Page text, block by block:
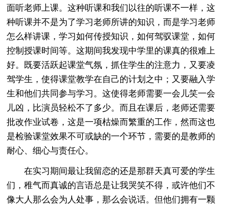
面听老师上课。这种听课和我们以往的听课不一样，这
种听课并不是为了学习老师所讲的知识，而是学习老师
怎么样讲课，学习如何传授知识，如何驾驭课堂，如何
控制授课时间等。这期间我发现中学里的课真的很难上
好。既要活跃起课堂气氛，抓住学生的注意力，又要凌
驾学生，使得课堂教学在自己的计划之中；又要融入学
生和他们共同参与学习。这使得老师需要一会儿笑一会
儿凶，比演员轻松不了多少。而且在课后，老师还需要
批改作业试卷，这是一项枯燥而繁重的工作，然而这也
是检验课堂效果不可或缺的一个环节，需要的是教师的
耐心、细心与责任心。
在实习期间最让我留恋的还是那群天真可爱的学生
们，稚气而真诚的言语总是让我哭笑不得，或许他们不
像大人那么会为人处事，那么会说话。但他们拥有一颗